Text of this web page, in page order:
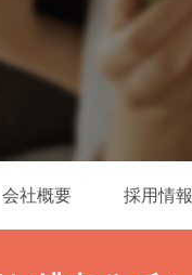
会社概要 採用情報